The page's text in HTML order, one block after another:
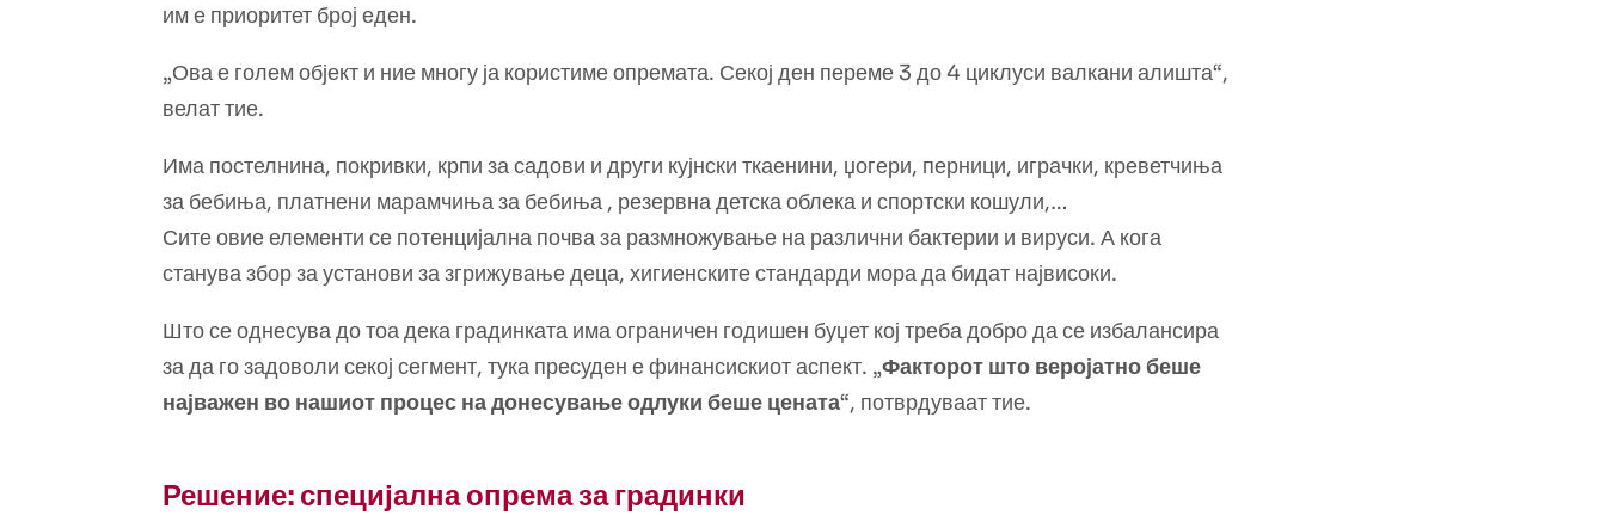
им е приоритет број еден.
„Ова е голем објект и ние многу ја користиме опремата. Секој ден переме 3 до 4 циклуси валкани алишта“,
велат тие.
Има постелнина, покривки, крпи за садови и други кујнски ткаенини, џогери, перници, играчки, креветчиња
за бебиња, платнени марамчиња за бебиња , резервна детска облека и спортски кошули,…
Сите овие елементи се потенцијална почва за размножување на различни бактерии и вируси. А кога
станува збор за установи за згрижување деца, хигиенските стандарди мора да бидат највисоки.
Што се однесува до тоа дека градинката има ограничен годишен буџет кој треба добро да се избалансира
за да го задоволи секој сегмент, тука пресуден е финансискиот аспект. „Факторот што веројатно беше
најважен во нашиот процес на донесување одлуки беше цената“, потврдуваат тие.
Решение: специјална опрема за градинки